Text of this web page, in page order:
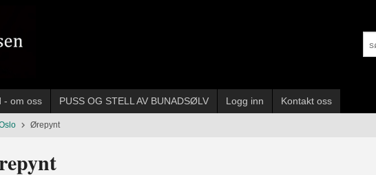
- om oss PUSS OG STELL AV BUNADSØLV Logg inn Kontakt oss
Ørepynt